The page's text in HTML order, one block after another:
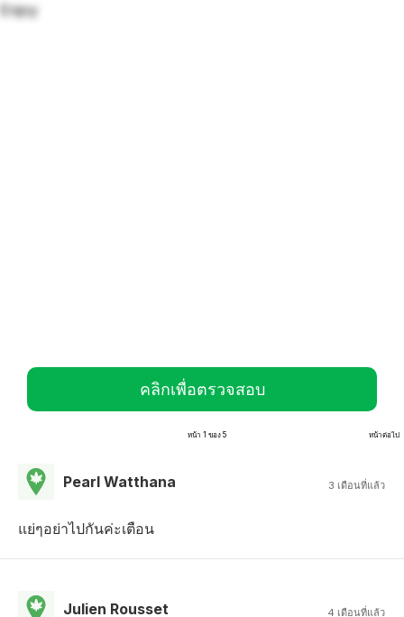
Enjoy
คลิกเพื่อตรวจสอบ
หน้า 1 ของ 5 หน้าต่อไป
Pearl Watthana 3 เดือนที่แล้ว
แย่ๆอย่าไปกันค่ะเตือน
Julien Rousset 4 เดือนที่แล้ว